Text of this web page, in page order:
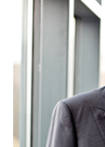
Inizia a digitare per